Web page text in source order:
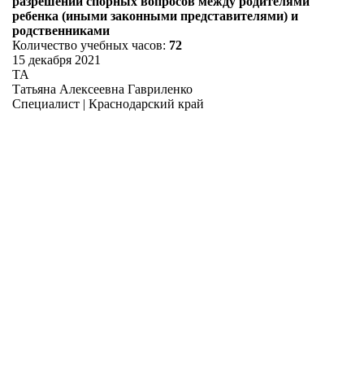
ребенка (иными законными представителями) и
родственниками
Количество учебных часов: 72
15 декабря 2021
ТА
Татьяна Алексеевна Гавриленко
Специалист | Краснодарский край